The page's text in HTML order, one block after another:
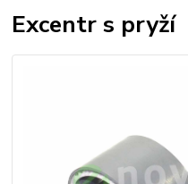
Excentr s pryží